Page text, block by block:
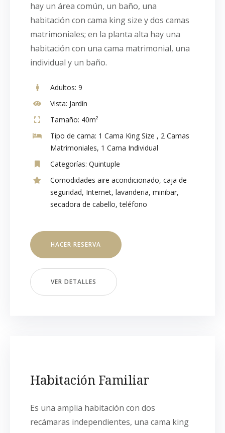
hay un área común, un baño, una
habitación con cama king size y dos camas
matrimoniales; en la planta alta hay una
habitación con una cama matrimonial, una
individual y un baño.
Adultos: 9
Vista: Jardín
Tamaño: 40m²
Tipo de cama: 1 Cama King Size , 2 Camas
Matrimoniales, 1 Cama Individual
Categorías: Quintuple
Comodidades aire acondicionado, caja de
seguridad, Internet, lavanderia, minibar,
secadora de cabello,teléfono
HACER RESERVA
VER DETALLES
Habitación Familiar
Es una amplia habitación con dos
recámaras independientes, una cama king